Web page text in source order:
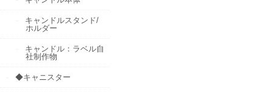
キャンドルスタンド/
ホルダー
キャンドル：ラベル自
社制作物
◆キャニスター